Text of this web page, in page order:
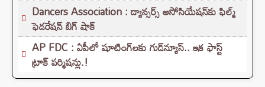
Dancers Association : డ్యాన్సర్స్ అసోసియేషన్‌కు ఫిల్మ్
ఫెడరేషన్ బిగ్ షాక్
AP FDC : ఏపీలో షూటింగ్‌లకు గుడ్‌న్యూస్.. ఇక ఫాస్ట్
ట్రాక్ పర్మిషన్లు.!